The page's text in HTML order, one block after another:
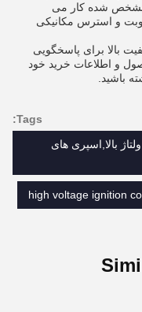
مشخص شده کار می
و استرس مکانیکی
بالا برای پاسخگویی
و اطلاعات خرید خود
باشید.
Tags:
بالا,اسپری های
high voltage ignition